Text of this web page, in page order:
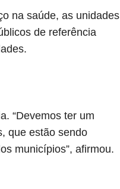
na saúde, as unidades
de referência
“Devemos ter um
que estão sendo
municípios”, afirmou.